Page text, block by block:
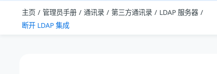
主页 管理员手册 通讯录 第三方通讯录
LDAP 服务器
断开 LDAP 集成